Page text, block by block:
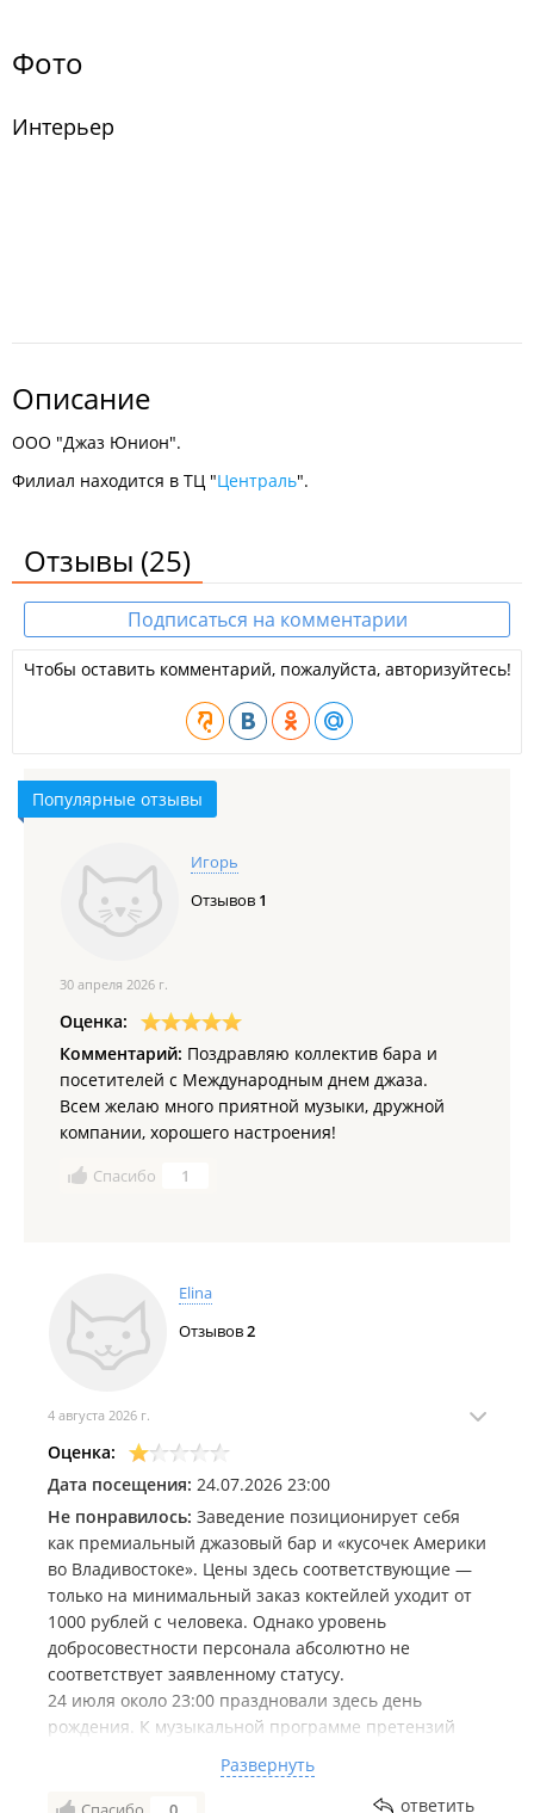
Фото
Интерьер
Описание
ООО "Джаз Юнион".
Филиал находится в ТЦ "Централь".
Отзывы (25)
Подписаться на комментарии
Чтобы оставить комментарий, пожалуйста, авторизуйтесь!
Популярные отзывы
Игорь
Отзывов 1
30 апреля 2026 г.
Оценка:
Комментарий: Поздравляю коллектив бара и
посетителей с Международным днем джаза.
Всем желаю много приятной музыки, дружной
компании, хорошего настроения!
Спасибо 1
Elina
Отзывов2
4 августа 2026 г.
Оценка:
Дата посещения: 24.07.2026 23:00
Не понравилось: Заведение позиционирует себя
как премиальный джазовый бар и «кусочек Америки
во Владивостоке». Цены здесь соответствующие —
только на минимальный заказ коктейлей уходит от
1000 рублей с человека. Однако уровень
добросовестности персонала абсолютно не
соответствует заявленному статусу.
24 июля около 23:00 праздновали здесь день
рождения. К музыкальной программе претензий
оставили в баре пакет с подарком. Обнаружили
потерю позже, но поначалу не переживали:
Развернуть
ответить